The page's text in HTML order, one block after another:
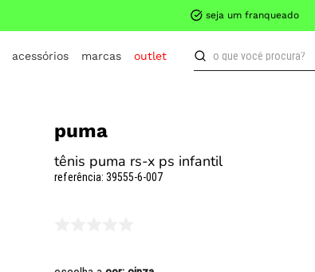
seja um franqueado
acessórios marcas outlet
o que você procura?
puma
tênis puma rs-x ps infantil
referência:39555-6-007